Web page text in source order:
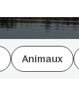
Animaux